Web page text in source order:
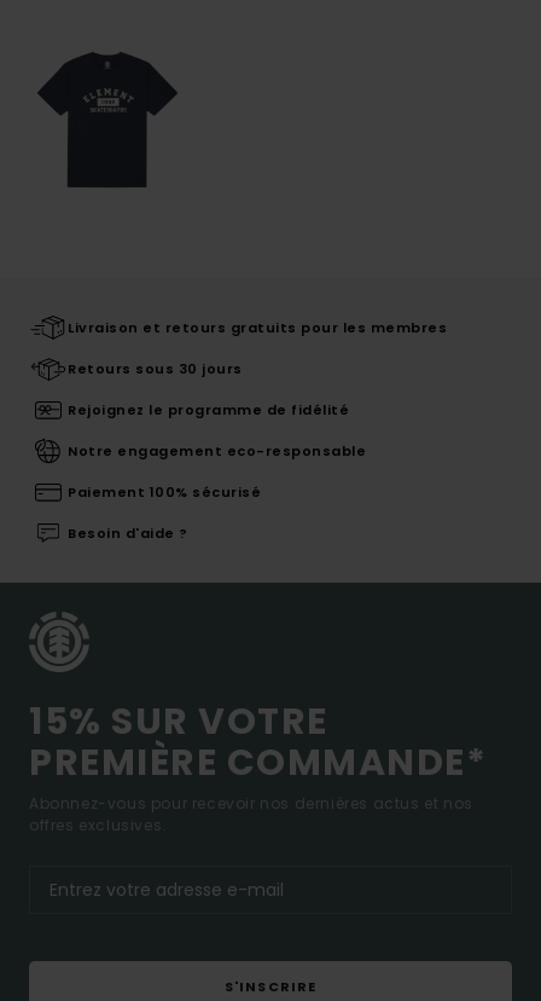
Livraison et retours gratuits pour les membres
Retours sous 30 jours
Rejoignez le programme de fidélité
Notre engagement eco-responsable
Paiement 100% sécurisé
Besoin d'aide ?
15% SUR VOTRE
PREMIÈRE COMMANDE*
Abonnez-vous pour recevoir nos dernières actus et nos
offres exclusives.
S'INSCRIRE